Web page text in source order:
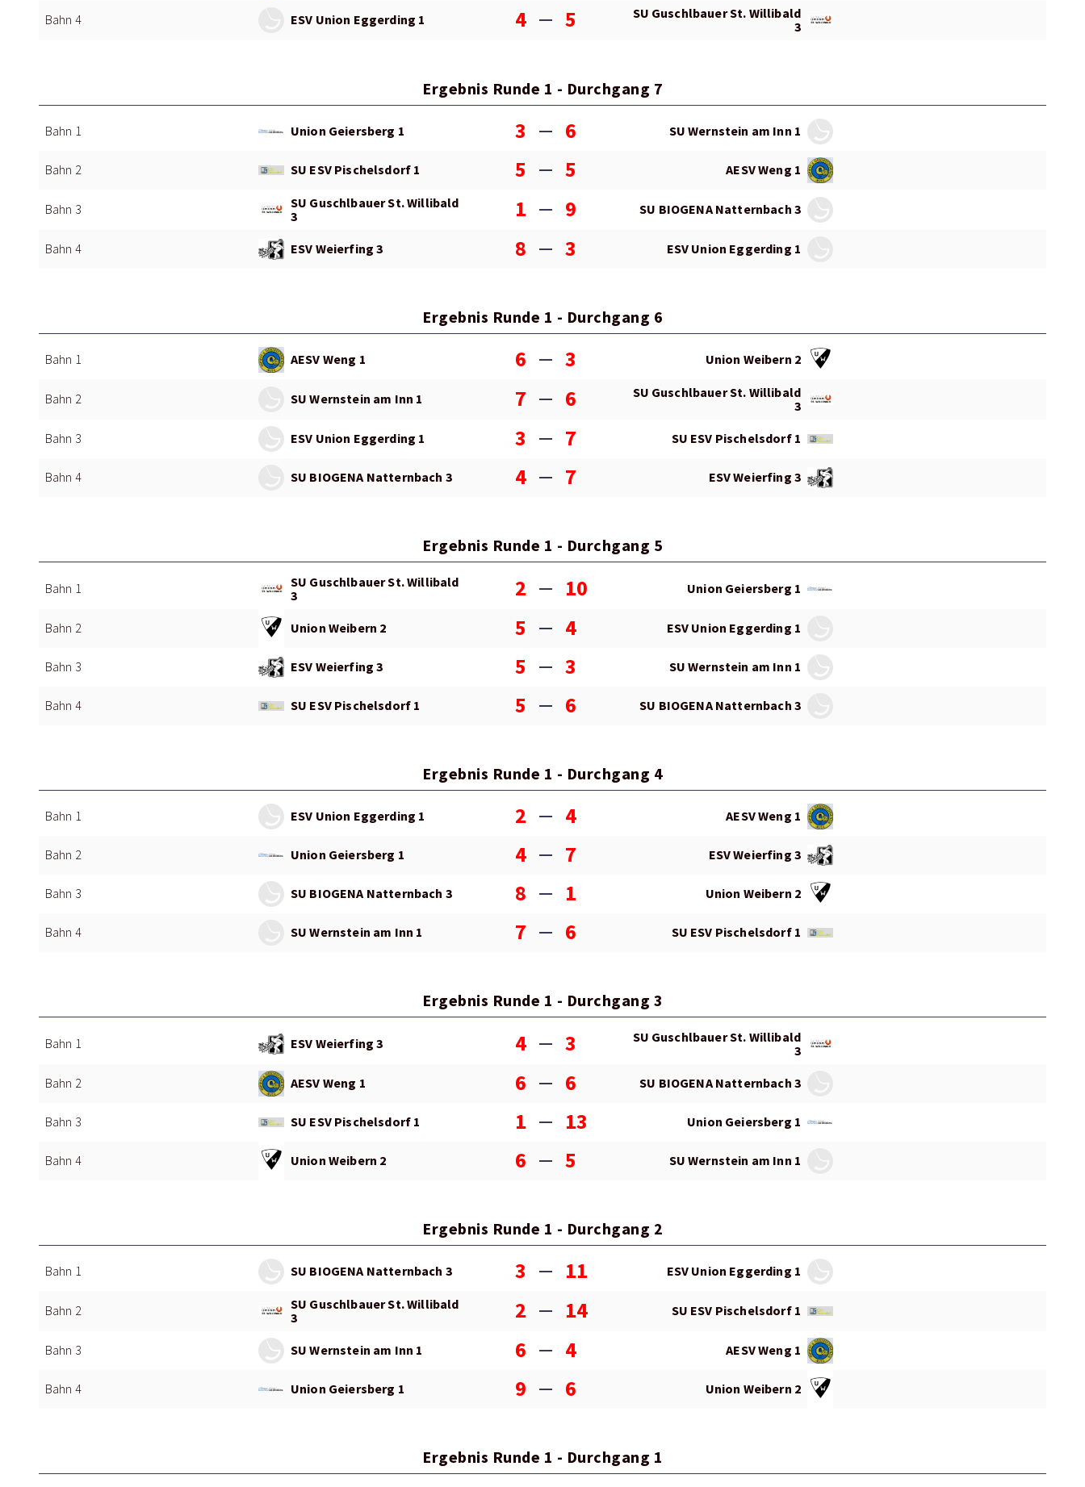
Bahn 4 ESV Union Eggerding 1 4 5
SU Guschlbauer St. Willibald
3
Ergebnis Runde 1 - Durchgang 7
Bahn 1 Union Geiersberg 1 3 6 SU Wernstein am Inn 1
Bahn 2 SU ESV Pischelsdorf 1 5 5 AESV Weng 1
Bahn 3
SU Guschlbauer St. Willibald
3
1 9 SU BIOGENA Natternbach 3
Bahn 4 ESV Weierfing 3 8 3 ESV Union Eggerding 1
Ergebnis Runde 1 - Durchgang 6
Bahn 1 AESV Weng 1 6 3 Union Weibern 2
Bahn 2 SU Wernstein am Inn 1 7 6
SU Guschlbauer St. Willibald
3
Bahn 3 ESV Union Eggerding 1 3 7 SU ESV Pischelsdorf 1
Bahn 4 SU BIOGENA Natternbach 3 4 7 ESV Weierfing 3
Ergebnis Runde 1 - Durchgang 5
Bahn 1
SU Guschlbauer St. Willibald
3
2 10 Union Geiersberg 1
Bahn 2 Union Weibern 2 5 4 ESV Union Eggerding 1
Bahn 3 ESV Weierfing 3 5 3 SU Wernstein am Inn 1
Bahn 4 SU ESV Pischelsdorf 1 5 6 SU BIOGENA Natternbach 3
Ergebnis Runde 1 - Durchgang 4
Bahn 1 ESV Union Eggerding 1 2 4 AESV Weng 1
Bahn 2 Union Geiersberg 1 4 7 ESV Weierfing 3
Bahn 3 SU BIOGENA Natternbach 3 8 1 Union Weibern 2
Bahn 4 SU Wernstein am Inn 1 7 6 SU ESV Pischelsdorf 1
Ergebnis Runde 1 - Durchgang 3
Bahn 1 ESV Weierfing 3 4 3
SU Guschlbauer St. Willibald
3
Bahn 2 AESV Weng 1 6 6 SU BIOGENA Natternbach 3
Bahn 3 SU ESV Pischelsdorf 1 1 13 Union Geiersberg 1
Bahn 4 Union Weibern 2 6 5 SU Wernstein am Inn 1
Ergebnis Runde 1 - Durchgang 2
Bahn 1 SU BIOGENA Natternbach 3 3 11 ESV Union Eggerding 1
Bahn 2
SU Guschlbauer St. Willibald
3
2 14 SU ESV Pischelsdorf 1
Bahn 3 SU Wernstein am Inn 1 6 4 AESV Weng 1
Bahn 4 Union Geiersberg 1 9 6 Union Weibern 2
Ergebnis Runde 1 - Durchgang 1